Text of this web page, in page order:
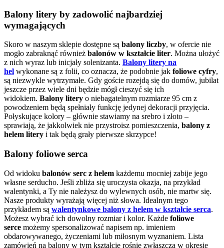
Balony litery by zadowolić najbardziej
wymagających
Skoro w naszym sklepie dostępne są balony liczby, w ofercie nie
mogło zabraknąć również balonów w kształcie liter. Można ułożyć
z nich wyraz lub inicjały solenizanta. Balony litery na
hel wykonane są z folii, co oznacza, że podobnie jak foliowe cyfry,
są niezwykle wytrzymałe. Gdy goście rozejdą się do domów, jubilat
jeszcze przez wiele dni będzie mógł cieszyć się ich
widokiem. Balony litery o niebagatelnym rozmiarze 95 cm z
powodzeniem będą spełniały funkcję jedynej dekoracji przyjęcia.
Połyskujące kolory – głównie stawiamy na srebro i złoto –
sprawiają, że jakkolwiek nie przystroisz pomieszczenia, balony z
helem litery i tak będą grały pierwsze skrzypce!
Balony foliowe serca
Od widoku balonów serc z helem każdemu mocniej zabije jego
własne serducho. Jeśli zbliża się uroczysta okazja, na przykład
walentynki, a Ty nie należysz do wylewnych osób, nie martw się.
Nasze produkty wyrażają więcej niż słowa. Idealnym tego
przykładem są walentynkowe balony z helem w kształcie serca.
Możesz wybrać ich dowolny rozmiar i kolor. Każde foliowe
serce możemy spersonalizować napisem np. imieniem
obdarowywanego, życzeniami lub miłosnym wyznaniem. Lista
zamówień na balony w tym kształcie rośnie zwłaszcza w okresie